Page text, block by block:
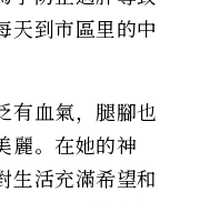
天到市區里的中
有血氣，腿腳也
麗。在她的神
生活充滿希望和